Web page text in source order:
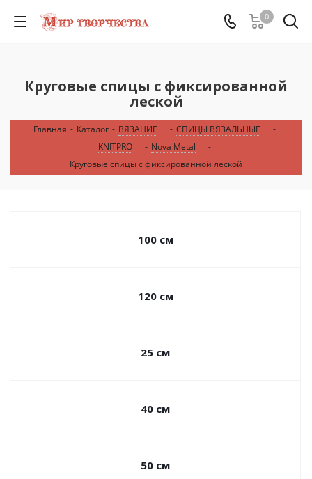
0
Круговые спицы с фиксированной
леской
Главная - Каталог - ВЯЗАНИЕ - СПИЦЫ ВЯЗАЛЬНЫЕ
-
KNITPRO
- Nova Metal
-
Круговые спицы с фиксированной леской
100 см
120 см
25 см
40 см
50 см